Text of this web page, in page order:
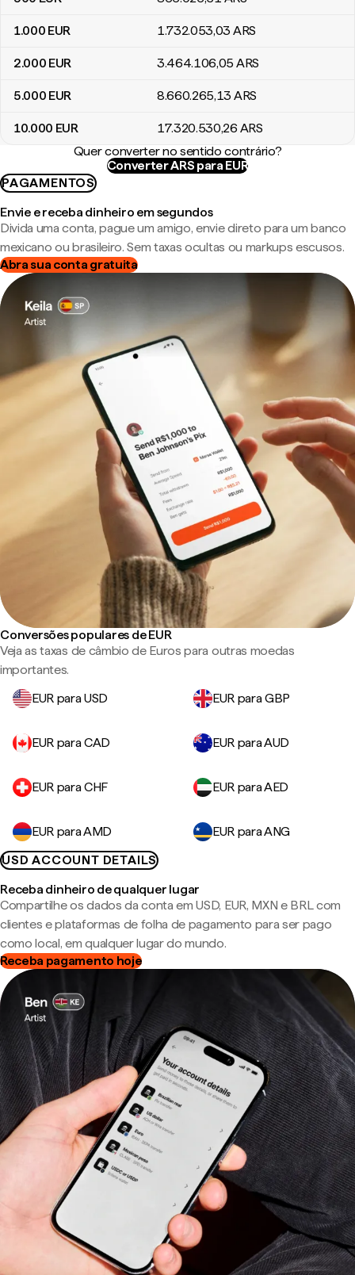
1.000 EUR 1.732.053,03 ARS
2.000 EUR 3.464.106,05 ARS
5.000 EUR 8.660.265,13 ARS
10.000 EUR 17.320.530,26 ARS
Quer converter no sentido contrário?
Converter ARS para EUR
PAGAMENTOS
Envie e receba dinheiro em segundos
Divida uma conta, pague um amigo, envie direto para um banco
mexicano ou brasileiro. Sem taxas ocultas ou markups escusos.
Abra sua conta gratuita
Conversões populares de EUR
Veja as taxas de câmbio de Euros para outras moedas
importantes.
EUR para USD
EUR para GBP
EUR para CAD EUR para AUD
EUR para CHF EUR para AED
EUR para AMD
EUR para ANG
USD ACCOUNT DETAILS
Receba dinheiro de qualquer lugar
Compartilhe os dados da conta em USD, EUR, MXN e BRL com
clientes e plataformas de folha de pagamento para ser pago
como local, em qualquer lugar do mundo.
Receba pagamento hoje